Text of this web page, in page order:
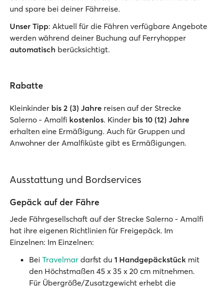
und spare bei deiner Fährreise.
Unser Tipp: Aktuell für die Fähren verfügbare Angebote
werden während deiner Buchung auf Ferryhopper
automatisch berücksichtigt.
Rabatte
Kleinkinder bis 2 (3) Jahre reisen auf der Strecke
Salerno - Amalfi kostenlos. Kinder bis 10 (12) Jahre
erhalten eine Ermäßigung. Auch für Gruppen und
Anwohner der Amalfiküste gibt es Ermäßigungen.
Ausstattung und Bordservices
Gepäck auf der Fähre
Jede Fährgesellschaft auf der Strecke Salerno - Amalfi
hat ihre eigenen Richtlinien für Freigepäck. Im
Einzelnen: Im Einzelnen:
Bei Travelmar darfst du 1 Handgepäckstück mit
den Höchstmaßen 45 x 35 x 20 cm mitnehmen.
Für Übergröße/Zusatzgewicht erhebt die